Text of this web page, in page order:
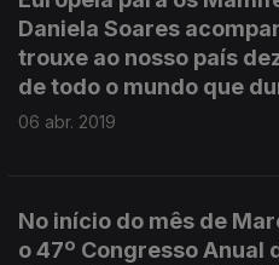
Daniela Soares
trouxe ao nosso país
de todo o mundo que
06 abr. 2019
No início do mês de
o 47º Congresso Anual